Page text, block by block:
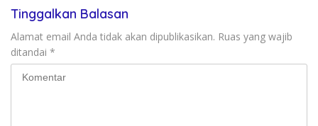
Tinggalkan Balasan
Alamat email Anda tidak akan dipublikasikan. Ruas yang wajib
ditandai *